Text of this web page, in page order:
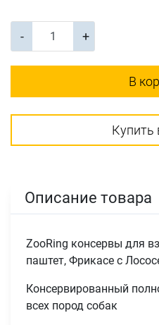
- +
В
Купить
Описание товара
ZooRing консервы для
паштет, Фрикасе с
Консервированный
всех пород собак